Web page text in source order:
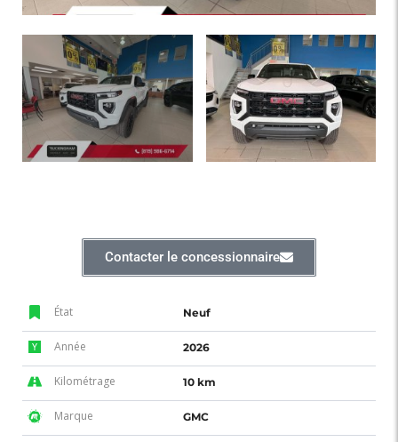
Contacter le concessionnaire
État Neuf
Année 2026
Kilométrage 10 km
Marque GMC